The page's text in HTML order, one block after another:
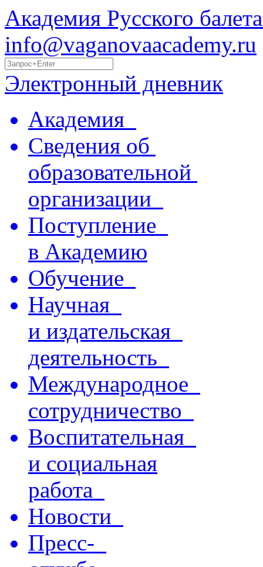
Академия Русского
info@vaganovaacademy.ru
Электронный дневник
Академия
Сведения об
образовательной
организации
Поступление
в Академию
Обучение
Научная
и издательская
деятельность
Международное
сотрудничество
Воспитательная
и социальная
работа
Новости
Пресс-